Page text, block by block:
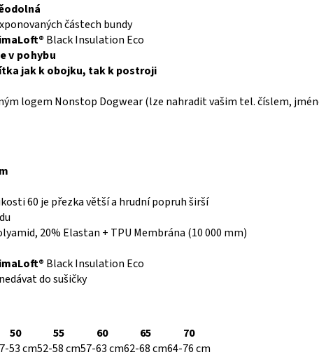
částech bundy
Black Insulation Eco
v pohybu
jak k obojku, tak k postroji
logem Nonstop Dogwear (lze nahradit vašim tel. číslem,
60 je přezka větší a hrudní popruh širší
20% Elastan + TPU Membrána (10 000 mm)
Black Insulation Eco
do sušičky
50 55 60 65
70
53 cm52-58 cm57-63 cm62-68 cm64-76 cm
Email